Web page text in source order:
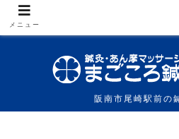
阪南市尾崎駅前の
メニュー